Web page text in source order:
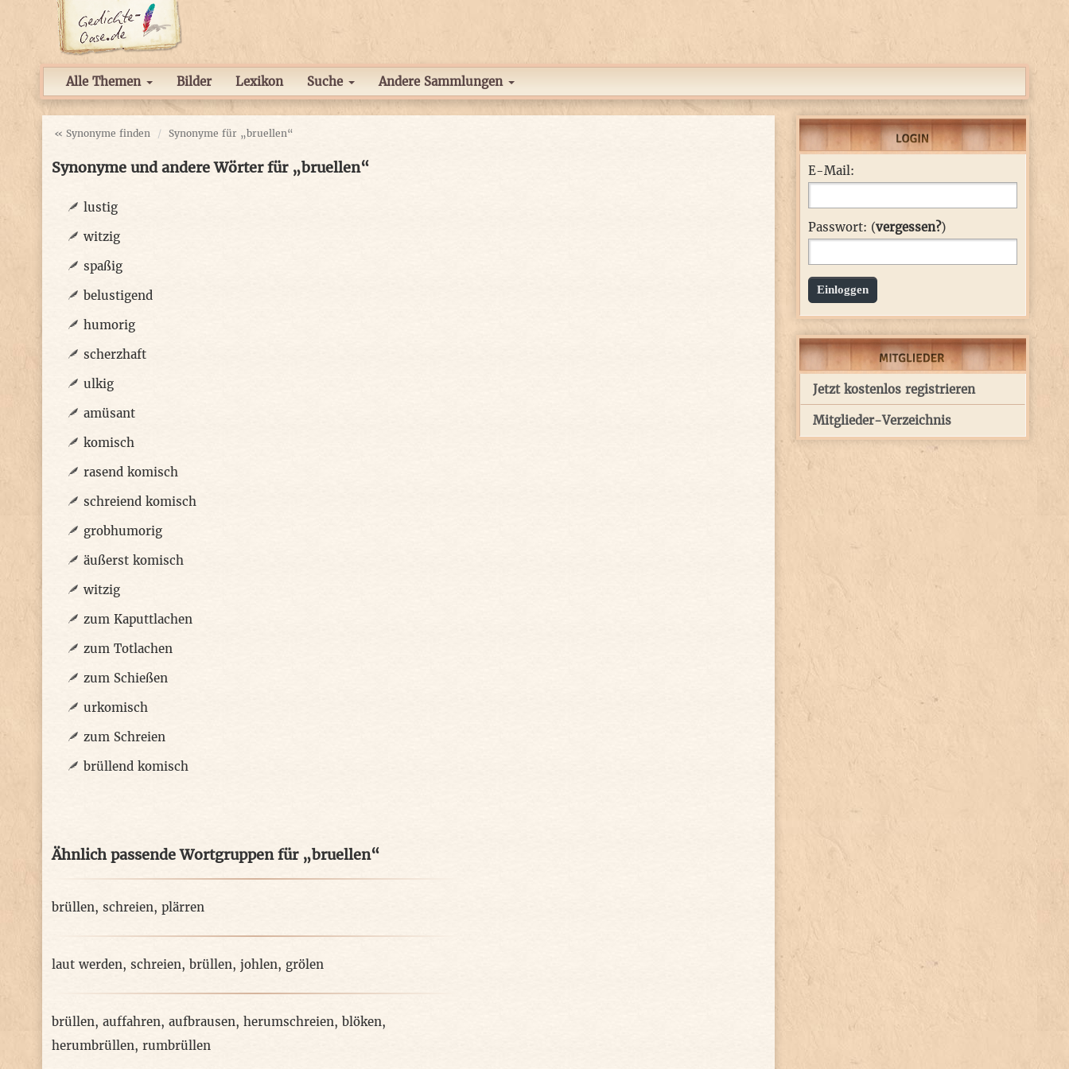
Alle Themen Bilder Lexikon Suche Andere Sammlungen
« Synonyme finden Synonyme für „bruellen“
Synonyme und andere Wörter für „bruellen“
lustig
witzig
spaßig
belustigend
humorig
scherzhaft
ulkig
amüsant
komisch
rasend komisch
schreiend komisch
grobhumorig
äußerst komisch
witzig
zum Kaputtlachen
zum Totlachen
zum Schießen
urkomisch
zum Schreien
brüllend komisch
Ähnlich passende Wortgruppen für „bruellen“
brüllen, schreien, plärren
laut werden, schreien, brüllen, johlen, grölen
brüllen, auffahren, aufbrausen, herumschreien, blöken,
herumbrüllen, rumbrüllen
E-Mail:
Passwort: (vergessen?)
Einloggen
Jetzt kostenlos registrieren
Mitglieder-Verzeichnis